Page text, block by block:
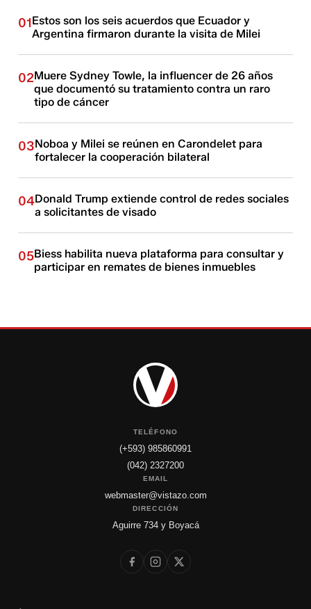
01Estos son los seis acuerdos que Ecuador y
Argentina firmaron durante la visita de Milei
02Muere Sydney Towle, la influencer de 26 años
que documentó su tratamiento contra un raro
tipo de cáncer
03Noboa y Milei se reúnen en Carondelet para
fortalecer la cooperación bilateral
04Donald Trump extiende control de redes sociales
a solicitantes de visado
05Biess habilita nueva plataforma para consultar y
participar en remates de bienes inmuebles
TELÉFONO
(+593) 985860991
(042) 2327200
EMAIL
webmaster@vistazo.com
DIRECCIÓN
Aguirre 734 y Boyacá